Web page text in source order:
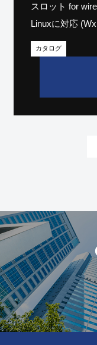
スロット for
Linuxに対応
カタログ